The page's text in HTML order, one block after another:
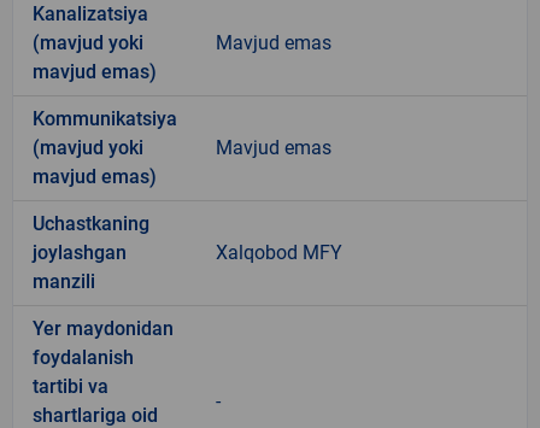
Kanalizatsiya
(mavjud yoki
mavjud emas)
Mavjud emas
Kommunikatsiya
(mavjud yoki
mavjud emas)
Mavjud emas
Uchastkaning
joylashgan
manzili
Xalqobod MFY
Yer maydonidan
foydalanish
tartibi va
shartlariga oid
-